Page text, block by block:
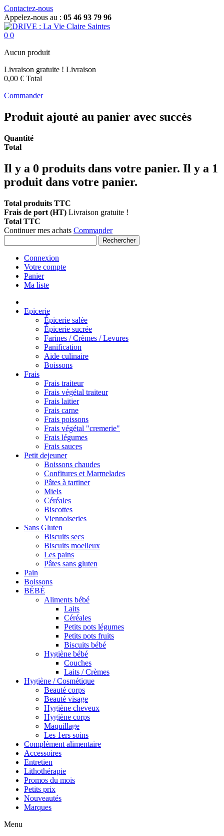
Contactez-nous
Appelez-nous au : 05 46 93 79 96
0 0
Aucun produit
Livraison gratuite ! Livraison
0,00 € Total
Commander
Produit ajouté au panier avec succès
Quantité
Total
Il y a 0 produits dans votre panier. Il y a 1
produit dans votre panier.
Total produits TTC
Frais de port (HT) Livraison gratuite !
Total TTC
Continuer mes achats Commander
Rechercher
Connexion
Votre compte
Panier
Ma liste
Epicerie
Épicerie salée
Épicerie sucrée
Farines / Crèmes / Levures
Panification
Aide culinaire
Boissons
Frais
Frais traiteur
Frais végétal traiteur
Frais laitier
Frais carne
Frais poissons
Frais végétal "cremerie"
Frais légumes
Frais sauces
Petit dejeuner
Boissons chaudes
Confitures et Marmelades
Pâtes à tartiner
Miels
Céréales
Biscottes
Viennoiseries
Sans Gluten
Biscuits secs
Biscuits moelleux
Les pains
Pâtes sans gluten
Pain
Boissons
BÉBÉ
Aliments bébé
Laits
Céréales
Petits pots légumes
Petits pots fruits
Biscuits bébé
Hygiène bébé
Couches
Laits / Crèmes
Hygiène / Cosmétique
Beauté corps
Beauté visage
Hygiène cheveux
Hygiène corps
Maquillage
Les 1ers soins
Complément alimentaire
Accessoires
Entretien
Lithothérapie
Promos du mois
Petits prix
Nouveautés
Marques
Menu